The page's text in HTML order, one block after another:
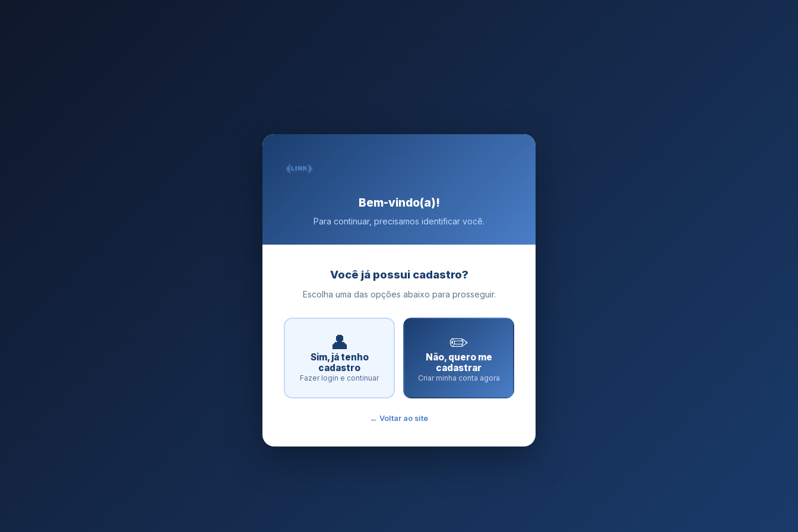
Bem-vindo(a)!
Para continuar, precisamos identificar você.
Você já possui cadastro?
Escolha uma das opções abaixo para prosseguir.
👤
Sim, já tenho
cadastro
Fazer login e continuar
✏️
Não, quero me
cadastrar
Criar minha conta agora
← Voltar ao site